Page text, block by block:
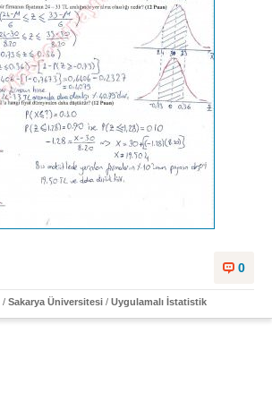
0
/ Sakarya Üniversitesi / Uygulamalı İstatistik